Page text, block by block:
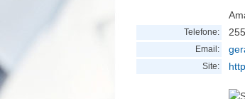
Telefone:
Email:
Site: